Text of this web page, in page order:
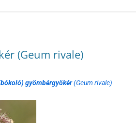
(Geum rivale)
gyömbérgyökér(Geum rivale)